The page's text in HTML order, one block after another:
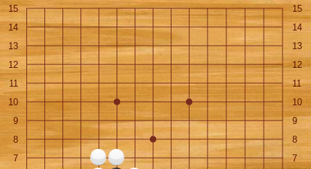
15
15
14
14
13
13
12
12
11
11
10
10
9
9
8
8
7
7